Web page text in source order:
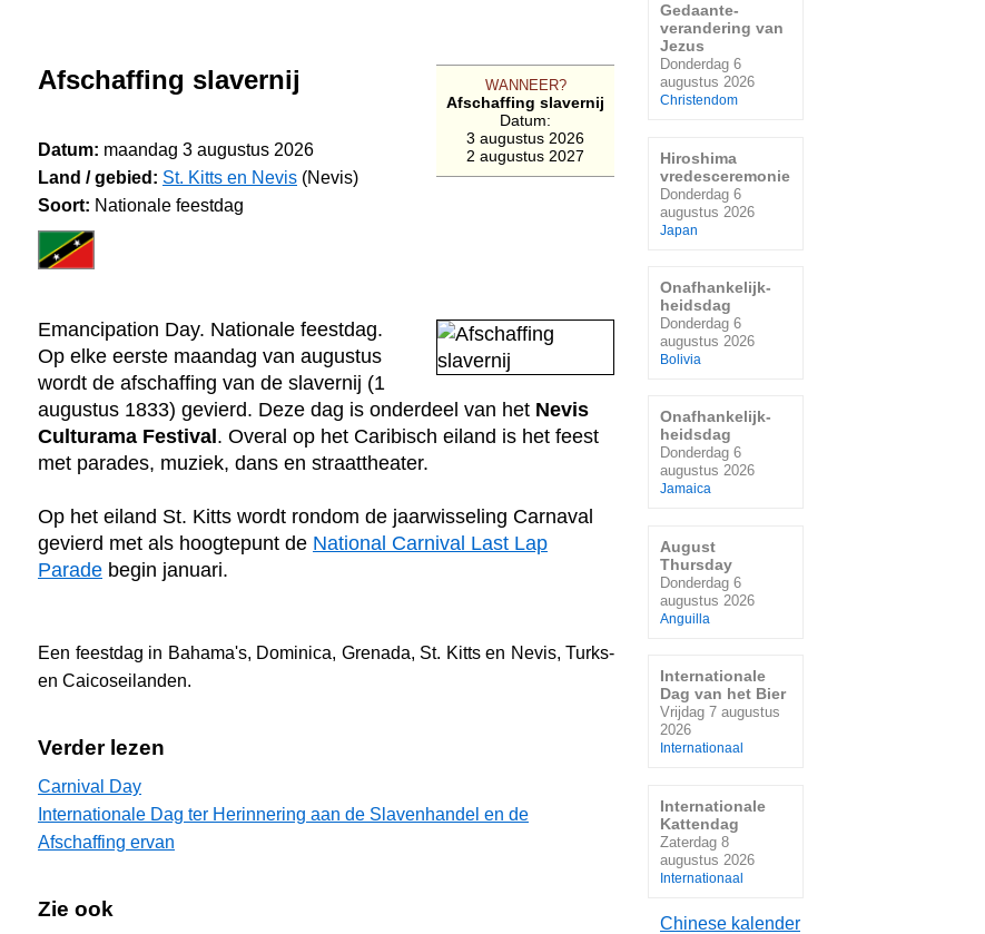
WANNEER?
Afschaffing slavernij
Datum:
3 augustus 2026
2 augustus 2027
Afschaffing slavernij
Datum: maandag 3 augustus 2026
Land / gebied: St. Kitts en Nevis (Nevis)
Soort: Nationale feestdag
Emancipation Day. Nationale feestdag.
Op elke eerste maandag van augustus
wordt de afschaffing van de slavernij (1
augustus 1833) gevierd. Deze dag is onderdeel van het Nevis
Culturama Festival. Overal op het Caribisch eiland is het feest
met parades, muziek, dans en straattheater.
Op het eiland St. Kitts wordt rondom de jaarwisseling Carnaval
gevierd met als hoogtepunt de National Carnival Last Lap
Parade begin januari.
Een feestdag in Bahama's, Dominica, Grenada, St. Kitts en Nevis, Turks-
en Caicoseilanden.
Verder lezen
Carnival Day
Internationale Dag ter Herinnering aan de Slavenhandel en de
Afschaffing ervan
Zie ook
Gedaante-
verandering van
Jezus
Donderdag 6
augustus 2026
Christendom
Hiroshima
vredesceremonie
Donderdag 6
augustus 2026
Japan
Onafhankelijk-
heidsdag
Donderdag 6
augustus 2026
Bolivia
Onafhankelijk-
heidsdag
Donderdag 6
augustus 2026
Jamaica
August
Thursday
Donderdag 6
augustus 2026
Anguilla
Internationale
Dag van het Bier
Vrijdag 7 augustus
2026
Internationaal
Internationale
Kattendag
Zaterdag 8
augustus 2026
Internationaal
Chinese kalender